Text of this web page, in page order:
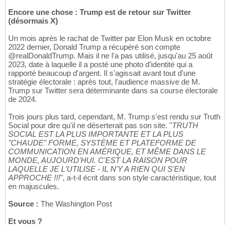
Encore une chose : Trump est de retour sur Twitter
(désormais X)
Un mois après le rachat de Twitter par Elon Musk en octobre
2022 dernier, Donald Trump a récupéré son compte
@realDonaldTrump. Mais il ne l'a pas utilisé, jusqu'au 25 août
2023, date à laquelle il a posté une photo d'identité qui a
rapporté beaucoup d'argent. Il s'agissait avant tout d'une
stratégie électorale : après tout, l'audience massive de M.
Trump sur Twitter sera déterminante dans sa course électorale
de 2024.
Trois jours plus tard, cependant, M. Trump s'est rendu sur Truth
Social pour dire qu'il ne déserterait pas son site. "TRUTH
SOCIAL EST LA PLUS IMPORTANTE ET LA PLUS
"CHAUDE" FORME, SYSTÈME ET PLATEFORME DE
COMMUNICATION EN AMÉRIQUE, ET MÊME DANS LE
MONDE, AUJOURD'HUI. C'EST LA RAISON POUR
LAQUELLE JE L'UTILISE - IL N'Y A RIEN QUI S'EN
APPROCHE !!!", a-t-il écrit dans son style caractéristique, tout
en majuscules.
Source : The Washington Post
Et vous ?